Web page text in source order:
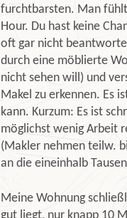
furchtbarsten. Man fühlt
Hour. Du hast keine
oft gar nicht
durch eine möblierte
nicht sehen will) und
Makel zu erkennen. Es
kann. Kurzum: Es ist
möglichst wenig Arbeit
(Makler nehmen teilw.
an die eineinhalb
Meine Wohnung